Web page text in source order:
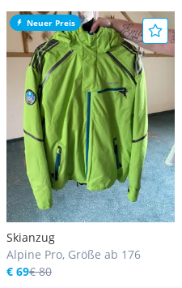
Neuer Preis
Skianzug
Alpine Pro, Größe ab 176
€ 69€ 80